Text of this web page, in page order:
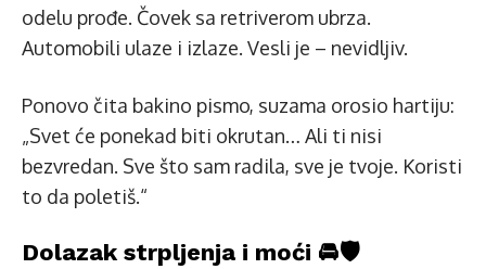
odelu prođe. Čovek sa retriverom ubrza.
Automobili ulaze i izlaze. Vesli je – nevidljiv.
Ponovo čita bakino pismo, suzama orosio hartiju:
„Svet će ponekad biti okrutan… Ali ti nisi
bezvredan. Sve što sam radila, sve je tvoje. Koristi
to da poletiš.“
Dolazak strpljenja i moći 🚘🛡️